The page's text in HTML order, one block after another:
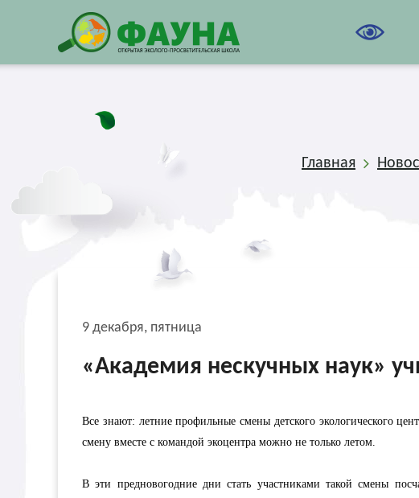
Главная
9 декабря, пятница
«Академия нескучных наук»
Все знают: летние профильные смены детского экологического
смену вместе с командой экоцентра можно не только летом.
В эти предновогодние дни стать участниками такой смены